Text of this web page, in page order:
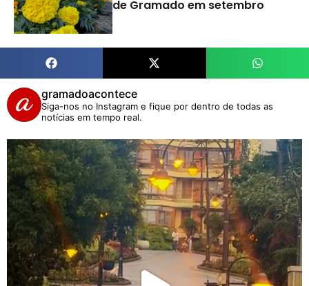
de Gramado em setembro
gramadoacontece
Siga-nos no Instagram e fique por dentro de todas as
notícias em tempo real.